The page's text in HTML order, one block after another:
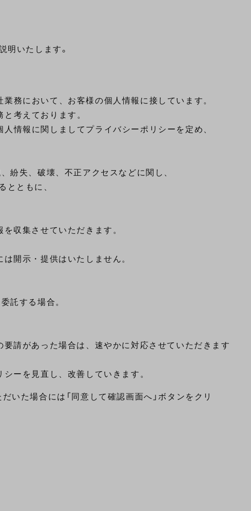
明いたします。
務において、お客様の個人情報に接しています。
考えております。
情報に関しましてプライバシーポリシーを定め、
失、破壊、不正アクセスなどに関し、
ともに、
収集させていただきます。
開示・提供はいたしません。
託する場合。
請があった場合は、速やかに対応させていただきます。
いた場合には「同意して確認画面へ」ボタンをクリ